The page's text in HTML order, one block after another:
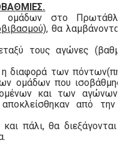
ομάδων στο
θα
τους αγώνες
η διαφορά των
ομάδων που
και των αγώνων
από
πάλι, θα διεξάγονται